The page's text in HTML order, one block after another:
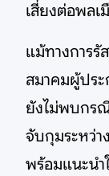
เสี่ยงต่อพลเ
แม้ทางการรั
สมาคมผู้ประ
ยังไม่พบกร
จับกุมระหว่า
พร้อมแนะน